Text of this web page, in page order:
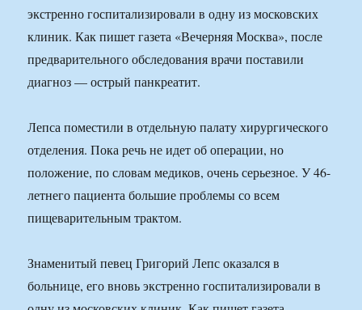
экстренно госпитализировали в одну из московских
клиник. Как пишет газета «Вечерняя Москва», после
предварительного обследования врачи поставили
диагноз — острый панкреатит.
Лепса поместили в отдельную палату хирургического
отделения. Пока речь не идет об операции, но
положение, по словам медиков, очень серьезное. У 46-
летнего пациента большие проблемы со всем
пищеварительным трактом.
Знаменитый певец Григорий Лепс оказался в
больнице, его вновь экстренно госпитализировали в